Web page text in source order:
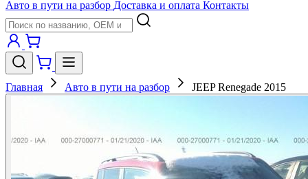
Авто в пути на разбор Доставка и оплата Контакты
Главная Авто в пути на разбор JEEP Renegade 2015